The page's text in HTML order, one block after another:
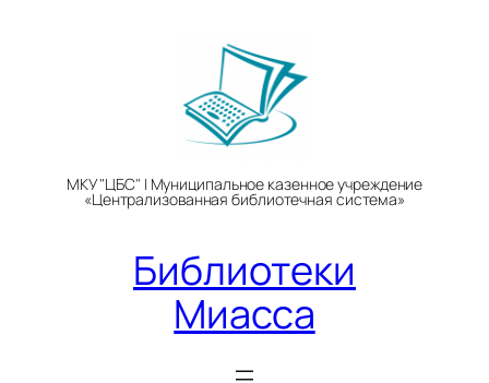
МКУ "ЦБС" | Муниципальное казенное учреждение
«Централизованная библиотечная система»
Библиотеки
Миасса